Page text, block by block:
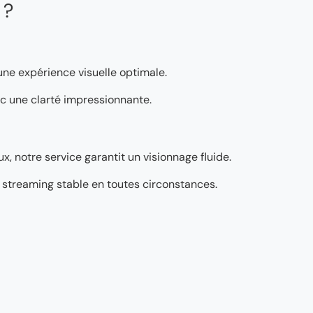
expérience visuelle optimale.
une clarté impressionnante.
notre service garantit un visionnage fluide.
stable en toutes circonstances.